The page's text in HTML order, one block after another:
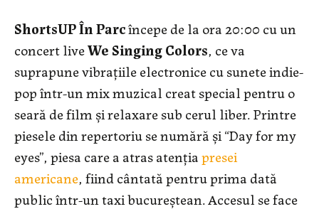
ShortsUP În Parcîncepe de la ora 20:00 cu un
concert liveWe Singing Colors, ce va
suprapune vibrațiile electronice cu sunete indie-
pop într-un mix muzical creat special pentru o
seară de film și relaxare sub cerul liber. Printre
piesele din repertoriu se numără și “Day for my
eyes”, piesa care a atras atențiapresei
americane, fiind cântată pentru prima dată
public într-un taxi bucureștean. Accesul se face